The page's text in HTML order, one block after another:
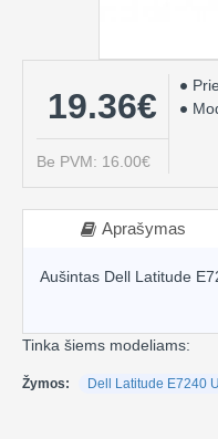
19.36€
Be PVM: 16.00€
Aprašymas
Aušintas Dell Latitude
Tinka šiems modeliams:
Žymos: Dell Latitude E7240